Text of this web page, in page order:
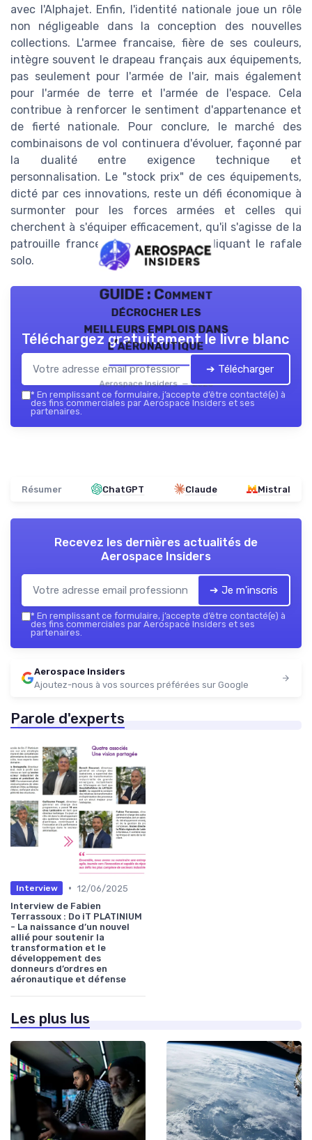
avec l'Alphajet. Enfin, l'identité nationale joue un rôle
non négligeable dans la conception des nouvelles
collections. L'armee francaise, fière de ses couleurs,
intègre souvent le drapeau français aux équipements,
pas seulement pour l'armée de l'air, mais également
pour l'armée de terre et l'armée de l'espace. Cela
contribue à renforcer le sentiment d'appartenance et
de fierté nationale. Pour conclure, le marché des
combinaisons de vol continuera d'évoluer, façonné par
la dualité entre exigence technique et
personnalisation. Le "stock prix" de ces équipements,
dicté par ces innovations, reste un défi économique à
surmonter pour les forces armées et celles qui
cherchent à s'équiper efficacement, qu'il s'agisse de la
patrouille france ou de missions impliquant le rafale
solo.
GUIDE : Comment
décrocher les
meilleurs emplois dans
l’aéronautique
Aerospace Insiders — 2026
Téléchargez gratuitement le livre blanc
➔ Télécharger
* En remplissant ce formulaire, j’accepte d’être contacté(e) à
des fins commerciales par Aerospace Insiders et ses
partenaires.
Résumer ChatGPT Claude Mistral
Recevez les dernières actualités de
Aerospace Insiders
➔ Je m'inscris
* En remplissant ce formulaire, j’accepte d’être contacté(e) à
des fins commerciales par Aerospace Insiders et ses
partenaires.
Aerospace Insiders
Ajoutez-nous à vos sources préférées sur Google
Parole d'experts
Interview • 12/06/2025
Interview de Fabien
Terrassoux : Do iT PLATINIUM
- La naissance d’un nouvel
allié pour soutenir la
transformation et le
développement des
donneurs d’ordres en
aéronautique et défense
Les plus lus